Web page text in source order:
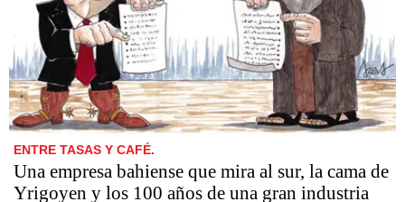
ENTRE TASAS Y CAFÉ.
Una empresa bahiense que mira al sur, la cama de
Yrigoyen y los 100 años de una gran industria